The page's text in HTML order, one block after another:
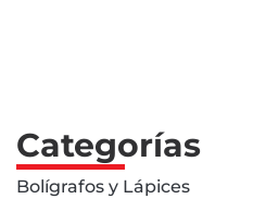
Categorías
Bolígrafos y Lápices